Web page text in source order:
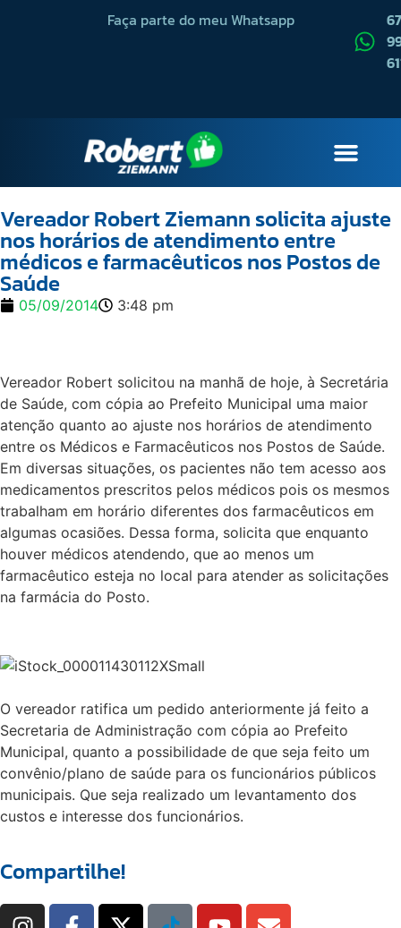
Faça parte do meu Whatsapp
67
Vereador Robert Ziemann solicita ajuste
nos horários de atendimento entre
médicos e farmacêuticos nos Postos de
Saúde
05/09/2014 3:48 pm
Vereador Robert solicitou na manhã de hoje, à Secretária
de Saúde, com cópia ao Prefeito Municipal uma maior
atenção quanto ao ajuste nos horários de atendimento
entre os Médicos e Farmacêuticos nos Postos de Saúde.
Em diversas situações, os pacientes não tem acesso aos
medicamentos prescritos pelos médicos pois os mesmos
trabalham em horário diferentes dos farmacêuticos em
algumas ocasiões. Dessa forma, solicita que enquanto
houver médicos atendendo, que ao menos um
farmacêutico esteja no local para atender as solicitações
na farmácia do Posto.
O vereador ratifica um pedido anteriormente já feito a
Secretaria de Administração com cópia ao Prefeito
Municipal, quanto a possibilidade de que seja feito um
convênio/plano de saúde para os funcionários públicos
municipais. Que seja realizado um levantamento dos
custos e interesse dos funcionários.
Compartilhe!